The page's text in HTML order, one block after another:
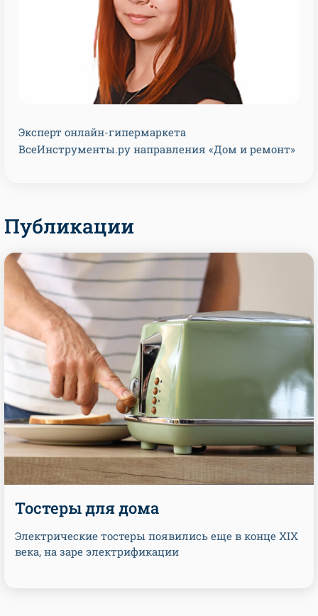
Эксперт онлайн-гипермаркета
ВсеИнструменты.ру направления «Дом и ремонт»
Публикации
Тостеры для дома
Электрические тостеры появились еще в конце XIX
века, на заре электрификации